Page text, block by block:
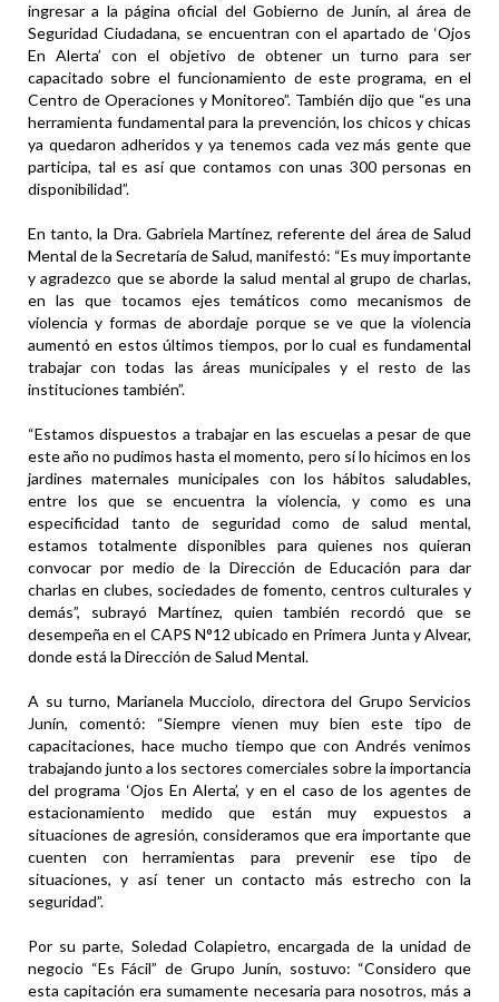
ingresar a la página oficial del Gobierno de Junín, al área de
Seguridad Ciudadana, se encuentran con el apartado de ‘Ojos
En Alerta’ con el objetivo de obtener un turno para ser
capacitado sobre el funcionamiento de este programa, en el
Centro de Operaciones y Monitoreo”. También dijo que “es una
herramienta fundamental para la prevención, los chicos y chicas
ya quedaron adheridos y ya tenemos cada vez más gente que
participa, tal es así que contamos con unas 300 personas en
disponibilidad”.
En tanto, la Dra. Gabriela Martínez, referente del área de Salud
Mental de la Secretaría de Salud, manifestó: “Es muy importante
y agradezco que se aborde la salud mental al grupo de charlas,
en las que tocamos ejes temáticos como mecanismos de
violencia y formas de abordaje porque se ve que la violencia
aumentó en estos últimos tiempos, por lo cual es fundamental
trabajar con todas las áreas municipales y el resto de las
instituciones también”.
“Estamos dispuestos a trabajar en las escuelas a pesar de que
este año no pudimos hasta el momento, pero sí lo hicimos en los
jardines maternales municipales con los hábitos saludables,
entre los que se encuentra la violencia, y como es una
especificidad tanto de seguridad como de salud mental,
estamos totalmente disponibles para quienes nos quieran
convocar por medio de la Dirección de Educación para dar
charlas en clubes, sociedades de fomento, centros culturales y
demás”, subrayó Martínez, quien también recordó que se
desempeña en el CAPS N°12 ubicado en Primera Junta y Alvear,
donde está la Dirección de Salud Mental.
A su turno, Marianela Mucciolo, directora del Grupo Servicios
Junín, comentó: “Siempre vienen muy bien este tipo de
capacitaciones, hace mucho tiempo que con Andrés venimos
trabajando junto a los sectores comerciales sobre la importancia
del programa ‘Ojos En Alerta’, y en el caso de los agentes de
estacionamiento medido que están muy expuestos a
situaciones de agresión, consideramos que era importante que
cuenten con herramientas para prevenir ese tipo de
situaciones, y así tener un contacto más estrecho con la
seguridad”.
Por su parte, Soledad Colapietro, encargada de la unidad de
negocio “Es Fácil” de Grupo Junín, sostuvo: “Considero que
esta capitación era sumamente necesaria para nosotros, más a